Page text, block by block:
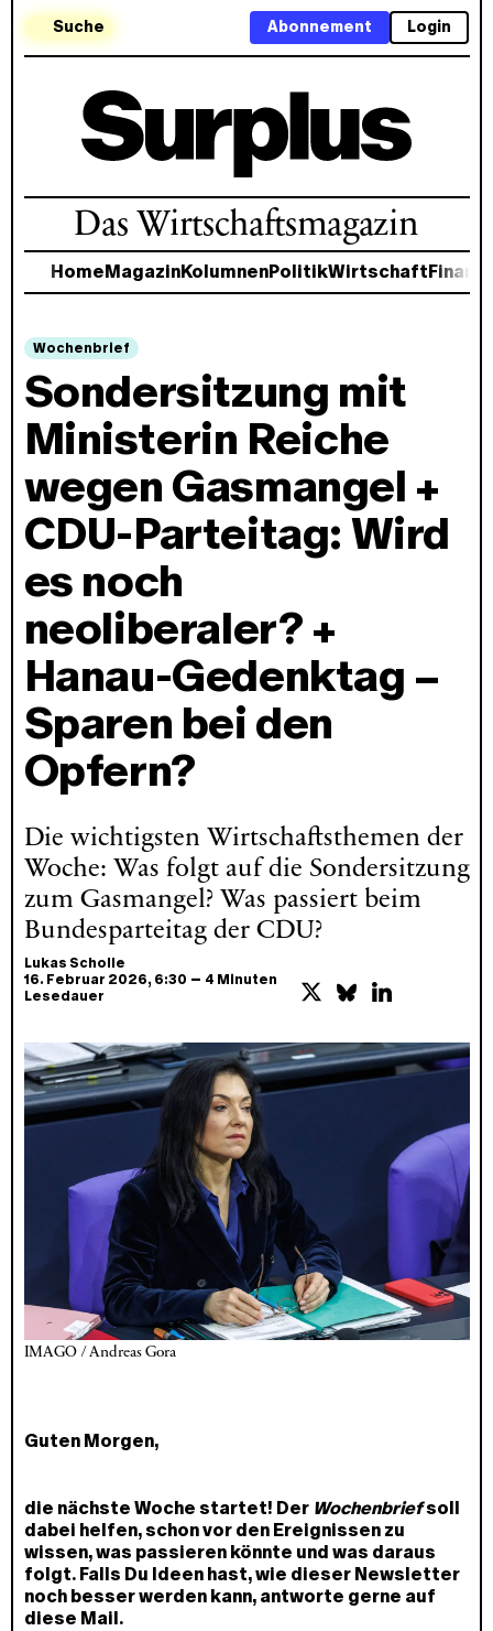
Suche Login
Abonnement
Das Wirtschaftsmagazin
Home MagazinKolumnenPolitikWirtschaft
Wochenbrief
Sondersitzung mit
Ministerin Reiche
wegen Gasmangel +
CDU-Parteitag: Wird
es noch
neoliberaler? +
Hanau-Gedenktag –
Sparen bei den
Opfern?
Die wichtigsten Wirtschaftsthemen der
Woche: Was folgt auf die Sondersitzung
zum Gasmangel? Was passiert beim
Bundesparteitag der CDU?
Lukas Scholle
16. Februar 2026, 6:30 – 4 Minuten
Lesedauer
IMAGO / Andreas Gora
Guten Morgen,
die nächste Woche startet! Der Wochenbriefsoll
dabei helfen, schon vor den Ereignissen zu
wissen, was passieren könnte und was daraus
folgt. Falls Du Ideen hast, wie dieser Newsletter
noch besser werden kann, antworte gerne auf
diese Mail.